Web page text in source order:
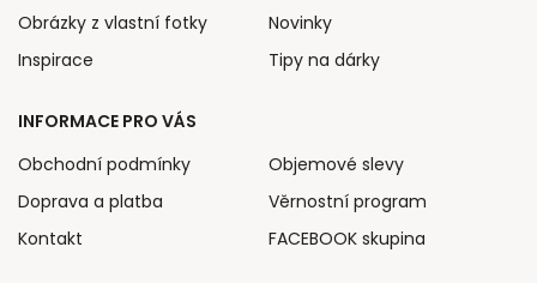
Obrázky z vlastní fotky
Inspirace
Novinky
Tipy na dárky
INFORMACE PRO VÁS
Obchodní podmínky
Doprava a platba
Kontakt
Objemové slevy
Věrnostní program
FACEBOOK skupina